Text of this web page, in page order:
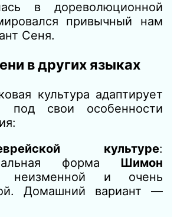
в дореволюционной
привычный нам
Сеня.
в других языках
культура адаптирует
свои особенности
культуре:
форма Шимон
неизменной и очень
Домашний вариант —